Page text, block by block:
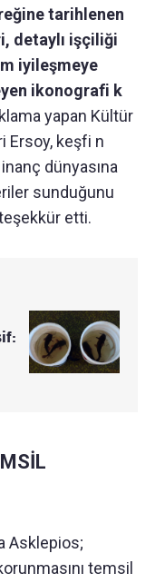
tarihlenen
detaylı işçiliği
iyileşmeye
ikonografi k
yapan Kültür
Ersoy, keşfi n
dünyasına
sunduğunu
etti.
Asklepios;
temsil